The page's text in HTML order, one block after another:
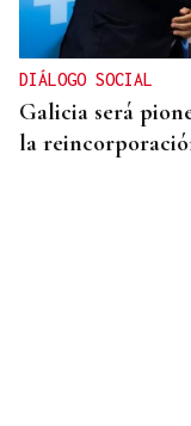
DIÁLOGO SOCIAL
Galicia será
la